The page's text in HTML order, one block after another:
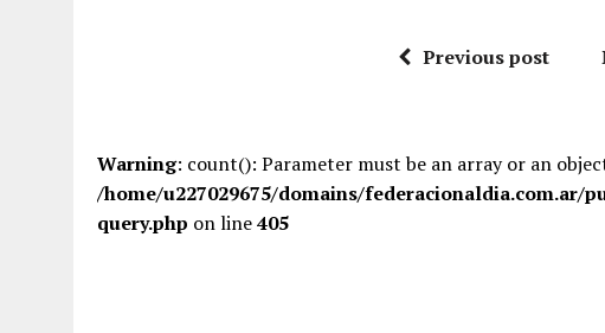
Previous post
Warning: count(): Parameter must be an array or an
/home/u227029675/domains/
query.php on line405